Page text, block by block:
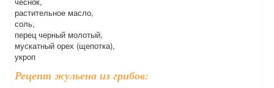
растительное масло,
соль,
перец черный молотый,
мускатный орех (щепотка),
укроп
Рецепт жульена из грибов: